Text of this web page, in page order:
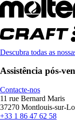
Descubra todas as
Assistência pós-
Contacte-nos
11 rue Bernard Maris
37270 Montlouis-sur-
+33 1 86 47 62 58